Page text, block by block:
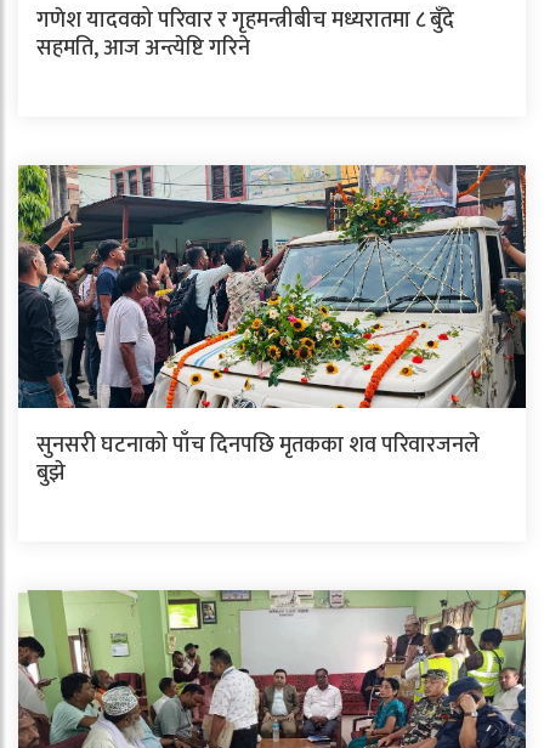
गणेश यादवको परिवार र गृहमन्त्रीबीच मध्यरातमा ८ बुँदे
सहमति, आज अन्त्येष्टि गरिने
सुनसरी घटनाको पाँच दिनपछि मृतकका शव परिवारजनले
बुझे